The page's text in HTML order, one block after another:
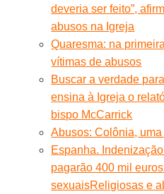
deveria ser feito”,
abusos na Igreja
Quaresma: na
vítimas de abusos
Buscar a verdade
ensina à Igreja o
bispo McCarrick
Abusos: Colônia,
Espanha.
pagarão 400 mil
sexuaisReligiosas e